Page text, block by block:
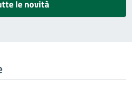
le novità